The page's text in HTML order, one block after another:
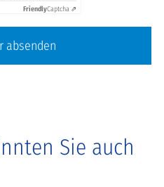
FriendlyCaptcha ⇗
absenden
Sie auch